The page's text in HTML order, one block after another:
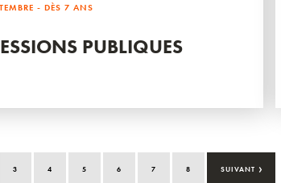
- DÈS 7 ANS
PUBLIQUES
3 4 5 6 7 8 SUIVANT ›